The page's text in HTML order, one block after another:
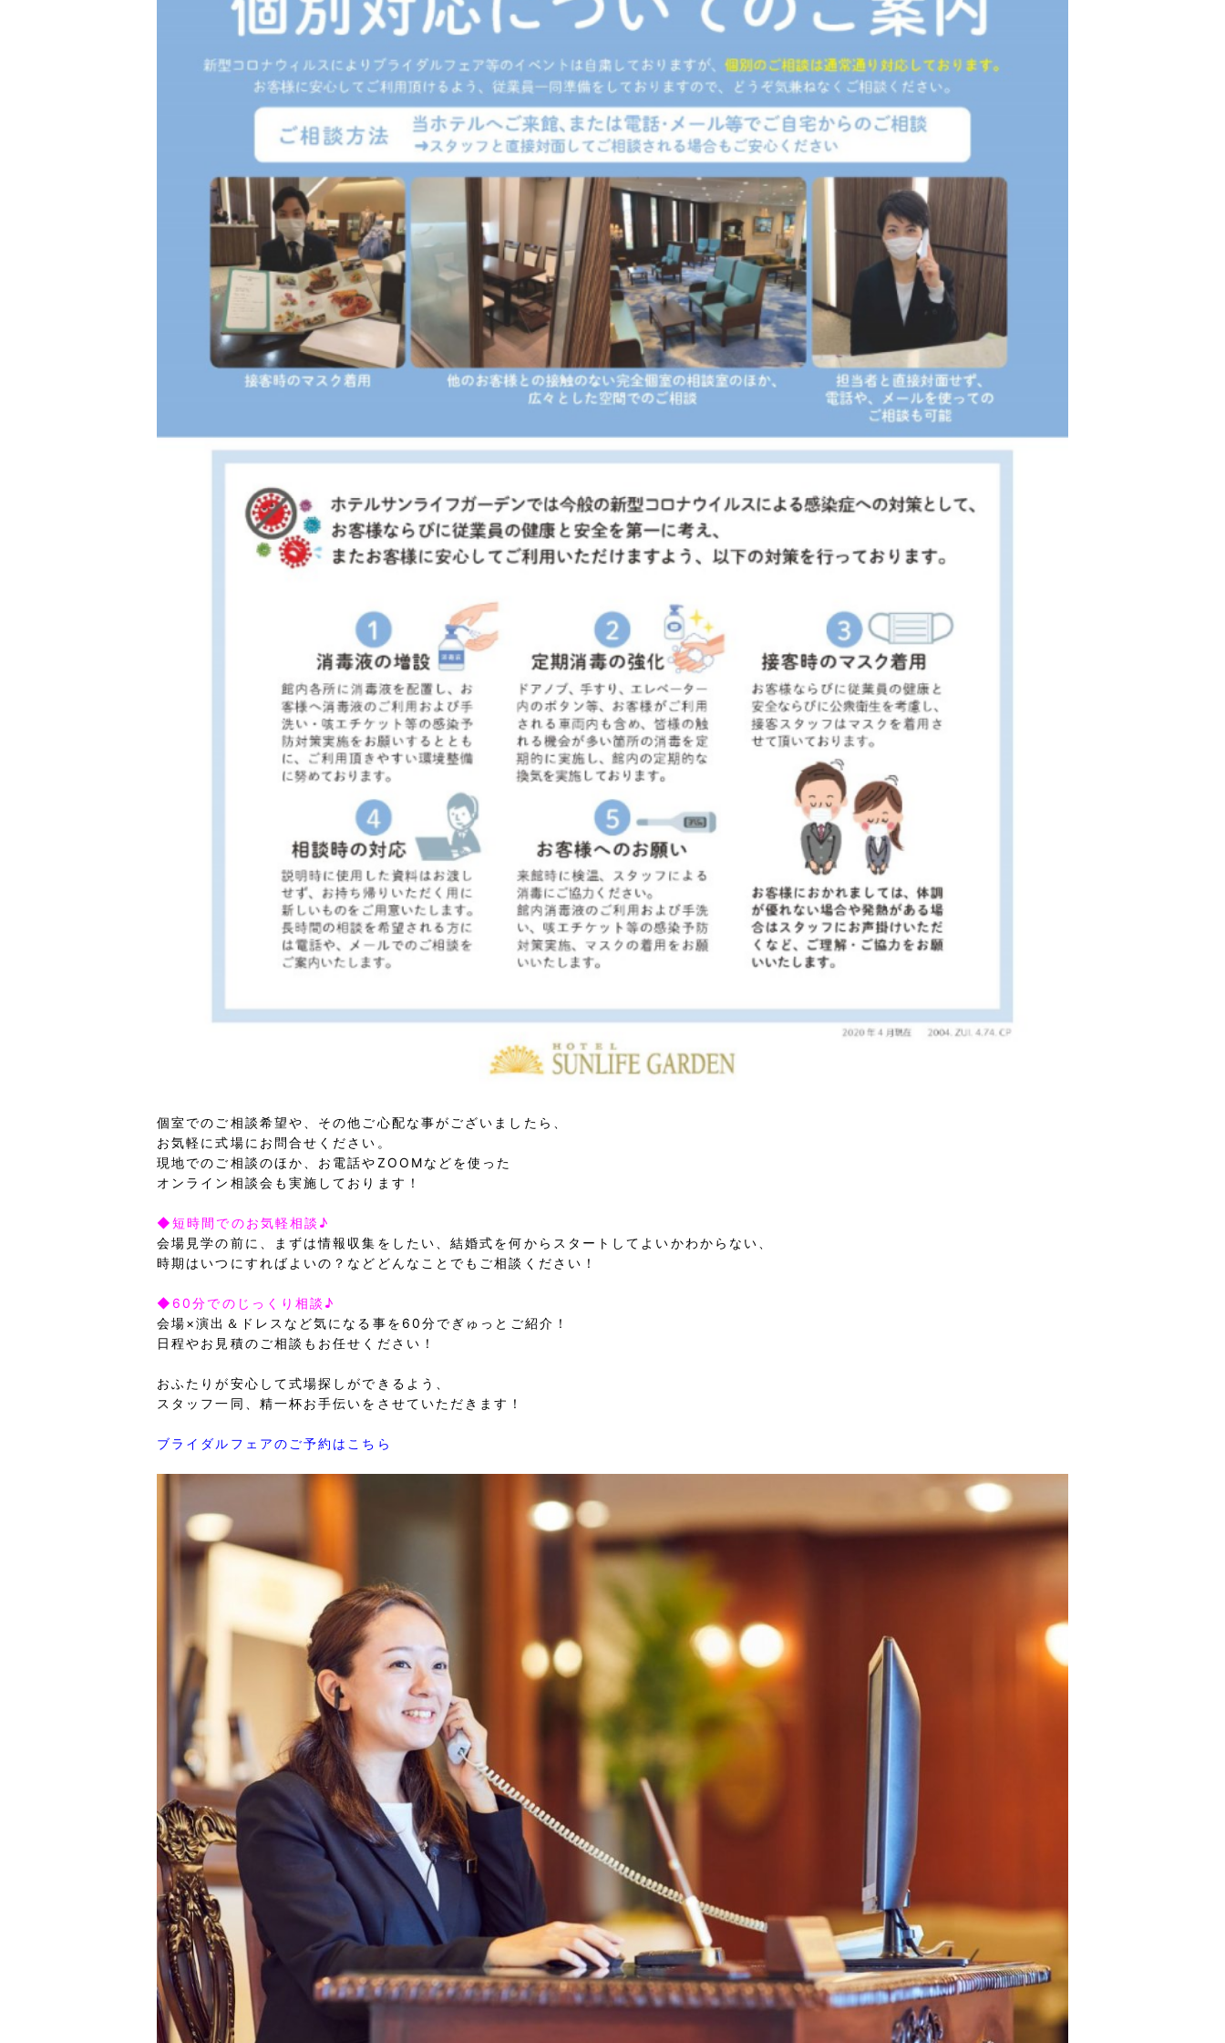
個室でのご相談希望や、その他ご心配な事がございましたら、
お気軽に式場にお問合せください。
現地でのご相談のほか、お電話やZOOMなどを使った
オンライン相談会も実施しております！
◆短時間でのお気軽相談♪
会場見学の前に、まずは情報収集をしたい、結婚式を何からスタートしてよいかわからない、
時期はいつにすればよいの？などどんなことでもご相談ください！
◆60分でのじっくり相談♪
会場×演出＆ドレスなど気になる事を60分でぎゅっとご紹介！
日程やお見積のご相談もお任せください！
おふたりが安心して式場探しができるよう、
スタッフ一同、精一杯お手伝いをさせていただきます！
ブライダルフェアのご予約はこちら